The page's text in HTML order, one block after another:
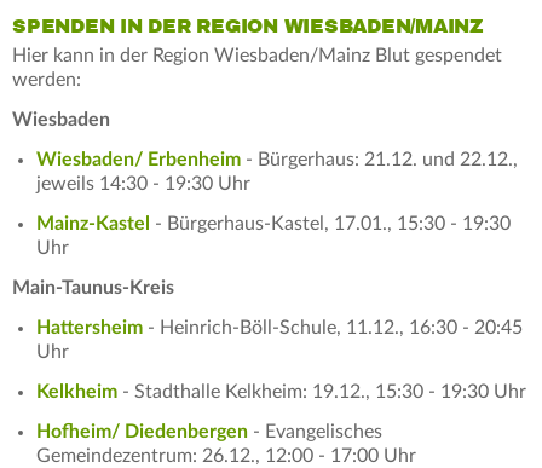
SPENDEN IN DER REGION WIESBADEN/MAINZ
Hier kann in der Region Wiesbaden/Mainz Blut gespendet
werden:
Wiesbaden
Wiesbaden/ Erbenheim - Bürgerhaus: 21.12. und 22.12.,
jeweils 14:30 - 19:30 Uhr
Mainz-Kastel - Bürgerhaus-Kastel, 17.01., 15:30 - 19:30
Uhr
Main-Taunus-Kreis
Hattersheim - Heinrich-Böll-Schule, 11.12., 16:30 - 20:45
Uhr
Kelkheim - Stadthalle Kelkheim: 19.12., 15:30 - 19:30 Uhr
Hofheim/ Diedenbergen - Evangelisches
Gemeindezentrum: 26.12., 12:00 - 17:00 Uhr